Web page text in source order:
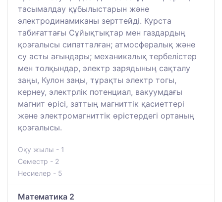
тасымалдау құбылыстарын және
электродинамиканы зерттейді. Курста
табиғаттағы Сұйықтықтар мен газдардың
қозғалысы сипатталған; атмосфералық және
су асты ағындары; механикалық тербелістер
мен толқындар, электр зарядының сақталу
заңы, Кулон заңы, тұрақты электр тогы,
кернеу, электрлік потенциал, вакуумдағы
магнит өрісі, заттың магниттік қасиеттері
және электромагниттік өрістердегі ортаның
қозғалысы.
Оқу жылы - 1
Семестр - 2
Несиелер - 5
Математика 2